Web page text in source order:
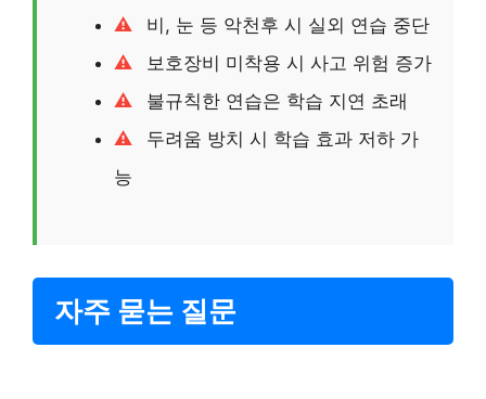
비, 눈 등 악천후 시 실외 연습 중단
보호장비 미착용 시 사고 위험 증가
불규칙한 연습은 학습 지연 초래
두려움 방치 시 학습 효과 저하 가
능
자주 묻는 질문